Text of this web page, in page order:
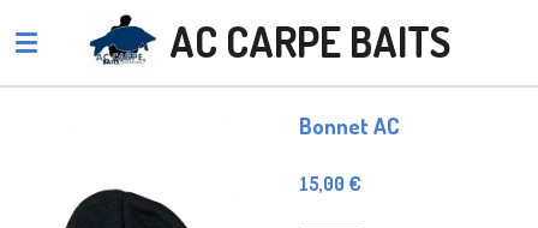
au
principal
AC CARPE BAITS
Bonnet AC
15,00 €